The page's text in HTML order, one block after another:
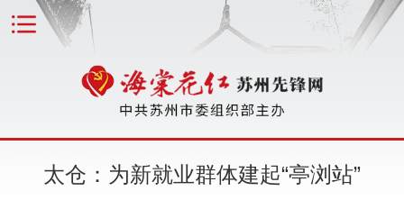
太仓：为新就业群体建起“亭浏站”